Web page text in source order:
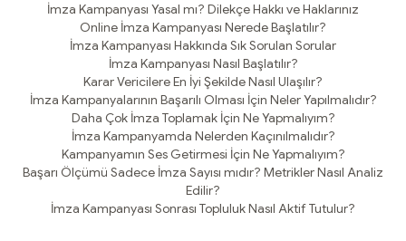
İmza Kampanyası Yasal mı? Dilekçe Hakkı ve Haklarınız
Online İmza Kampanyası Nerede Başlatılır?
İmza Kampanyası Hakkında Sık Sorulan Sorular
İmza Kampanyası Nasıl Başlatılır?
Karar Vericilere En İyi Şekilde Nasıl Ulaşılır?
İmza Kampanyalarının Başarılı Olması İçin Neler Yapılmalıdır?
Daha Çok İmza Toplamak İçin Ne Yapmalıyım?
İmza Kampanyamda Nelerden Kaçınılmalıdır?
Kampanyamın Ses Getirmesi İçin Ne Yapmalıyım?
Başarı Ölçümü Sadece İmza Sayısı mıdır? Metrikler Nasıl Analiz
Edilir?
İmza Kampanyası Sonrası Topluluk Nasıl Aktif Tutulur?